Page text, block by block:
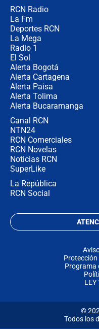
RCN Radio
La Fm
Deportes RCN
La Mega
Radio 1
El Sol
Alerta Bogotá
Alerta Cartagena
Alerta Paisa
Alerta Tolima
Alerta Bucaramanga
Canal RCN
NTN24
RCN Comerciales
RCN Novelas
Noticias RCN
SuperLike
La República
RCN Social
Protección
Programa
LEY
©
Todos los